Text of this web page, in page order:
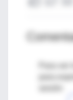
Para